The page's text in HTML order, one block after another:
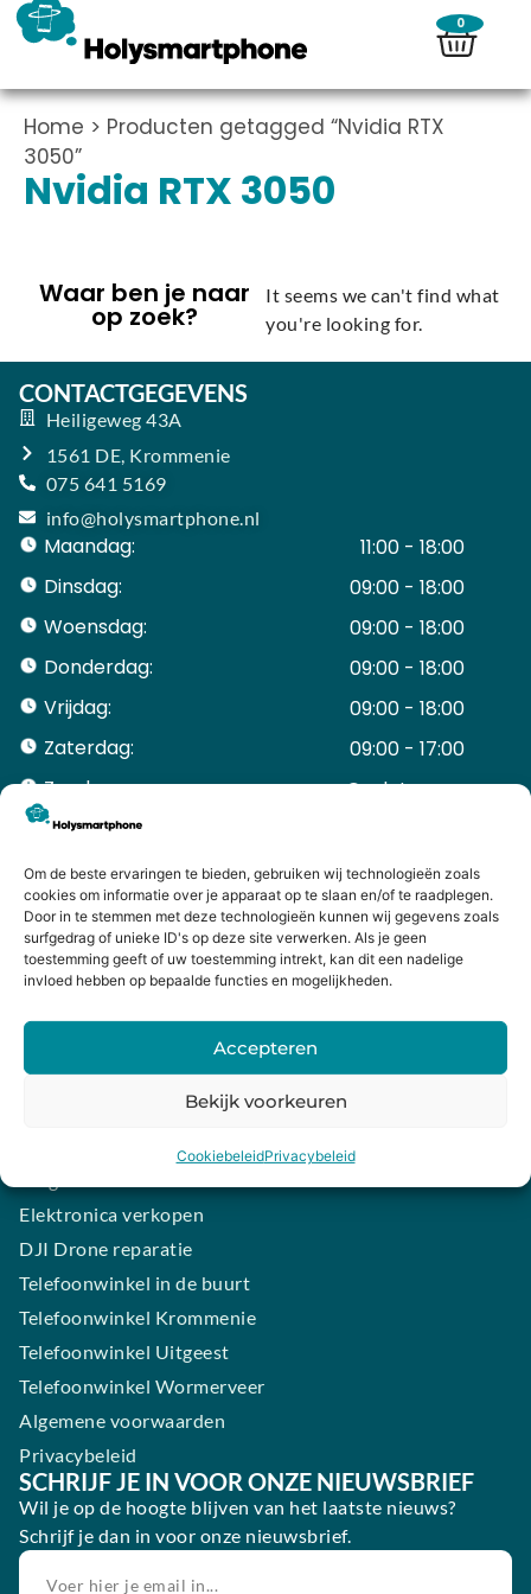
Om de beste ervaringen te bieden, gebruiken wij technologieën zoals
cookies om informatie over je apparaat op te slaan en/of te raadplegen.
Door in te stemmen met deze technologieën kunnen wij gegevens zoals
surfgedrag of unieke ID's op deze site verwerken. Als je geen
toestemming geeft of uw toestemming intrekt, kan dit een nadelige
invloed hebben op bepaalde functies en mogelijkheden.
Accepteren
Bekijk voorkeuren
CookiebeleidPrivacybeleid
0
Home > Producten getagged “Nvidia RTX
3050”
Nvidia RTX 3050
Waar ben je naar
op zoek?
It seems we can't find what
you're looking for.
CONTACTGEGEVENS
Heiligeweg 43A
1561 DE, Krommenie
075 641 5169
info@holysmartphone.nl
Maandag:
11:00 - 18:00
Dinsdag:
09:00 - 18:00
Woensdag:
09:00 - 18:00
Donderdag:
09:00 - 18:00
Vrijdag:
09:00 - 18:00
Zaterdag:
09:00 - 17:00
Zondag:
Gesloten ​ ​ ​ ​ ​ ​ ​
ACCOUNT
Bestellingen
Mijn winkelwagen
HANDIGE LINKS
Levering en retourneren
iPhone laten maken
Samsung smartphone laten maken
Elektronica verkopen
DJI Drone reparatie
Telefoonwinkel in de buurt
Telefoonwinkel Krommenie
Telefoonwinkel Uitgeest
Telefoonwinkel Wormerveer
Algemene voorwaarden
Privacybeleid
SCHRIJF JE IN VOOR ONZE NIEUWSBRIEF
Wil je op de hoogte blijven van het laatste nieuws?
Schrijf je dan in voor onze nieuwsbrief.